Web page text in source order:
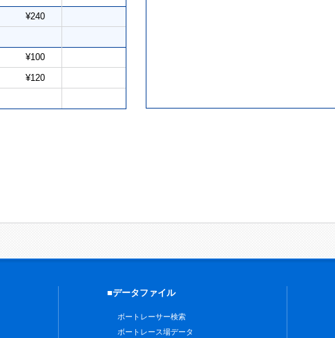
¥240
¥100
¥120
■データファイル
ボートレーサー検索
ボートレース場データ